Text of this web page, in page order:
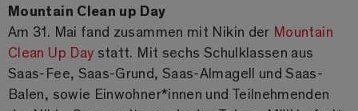
Mountain Clean up Day
Am 31. Mai fand zusammen mit Nikin der Mountain
Clean Up Day statt. Mit sechs Schulklassen aus
Saas-Fee, Saas-Grund, Saas-Almagell und Saas-
Balen, sowie Einwohner*innen und Teilnehmenden